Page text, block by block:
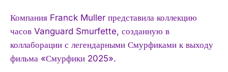
Компания Franck Muller представила коллекцию
часов Vanguard Smurfette, созданную в
коллаборации с легендарными Смурфиками к выходу
фильма «Смурфики 2025».